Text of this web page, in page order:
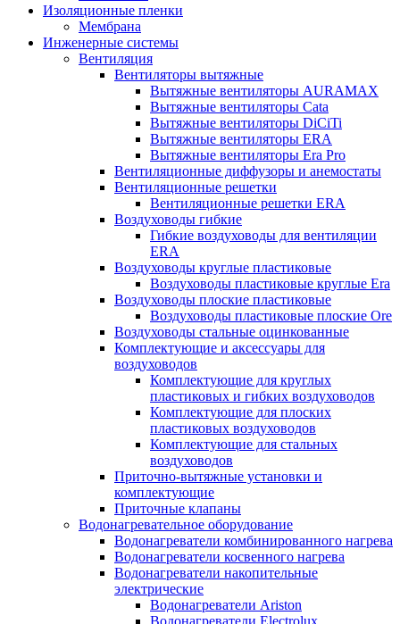
Изоляционные пленки
Мембрана
Инженерные системы
Вентиляция
Вентиляторы вытяжные
Вытяжные вентиляторы AURAMAX
Вытяжные вентиляторы Cata
Вытяжные вентиляторы DiCiTi
Вытяжные вентиляторы ERA
Вытяжные вентиляторы Era Pro
Вентиляционные диффузоры и анемостаты
Вентиляционные решетки
Вентиляционные решетки ERA
Воздуховоды гибкие
Гибкие воздуховоды для вентиляции
ERA
Воздуховоды круглые пластиковые
Воздуховоды пластиковые круглые Era
Воздуховоды плоские пластиковые
Воздуховоды пластиковые плоские Ore
Воздуховоды стальные оцинкованные
Комплектующие и аксессуары для
воздуховодов
Комплектующие для круглых
пластиковых и гибких воздуховодов
Комплектующие для плоских
пластиковых воздуховодов
Комплектующие для стальных
воздуховодов
Приточно-вытяжные установки и
комплектующие
Приточные клапаны
Водонагревательное оборудование
Водонагреватели комбинированного нагрева
Водонагреватели косвенного нагрева
Водонагреватели накопительные
электрические
Водонагреватели Ariston